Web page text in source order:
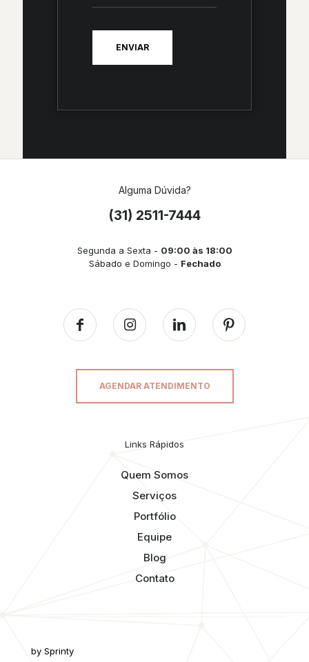
Alguma Dúvida?
(31) 2511-7444
Segunda a Sexta - 09:00 às 18:00
Sábado e Domingo - Fechado
AGENDAR ATENDIMENTO
Links Rápidos
Quem Somos
Serviços
Portfólio
Equipe
Blog
Contato
by Sprinty